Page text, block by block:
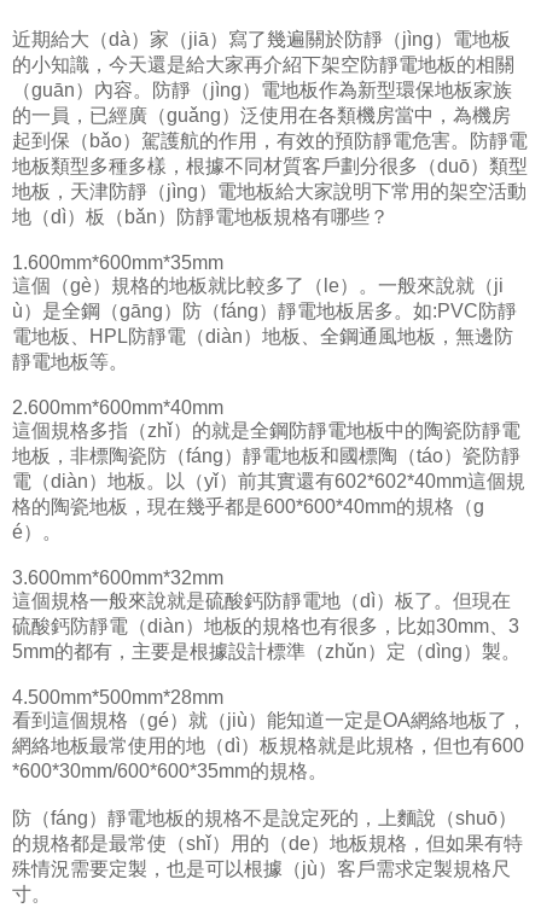
近期給大（dà）家（jiā）寫了幾遍關於防靜（jìng）電地板
的小知識，今天還是給大家再介紹下架空防靜電地板的相關
（guān）內容。防靜（jìng）電地板作為新型環保地板家族
的一員，已經廣（guǎng）泛使用在各類機房當中，為機房
起到保（bǎo）駕護航的作用，有效的預防靜電危害。防靜電
地板類型多種多樣，根據不同材質客戶劃分很多（duō）類型
地板，天津防靜（jìng）電地板給大家說明下常用的架空活動
地（dì）板（bǎn）防靜電地板規格有哪些？
1.600mm*600mm*35mm
這個（gè）規格的地板就比較多了（le）。一般來說就（ji
ù）是全鋼（gāng）防（fáng）靜電地板居多。如:PVC防靜
電地板、HPL防靜電（diàn）地板、全鋼通風地板，無邊防
靜電地板等。
2.600mm*600mm*40mm
這個規格多指（zhǐ）的就是全鋼防靜電地板中的陶瓷防靜電
地板，非標陶瓷防（fáng）靜電地板和國標陶（táo）瓷防靜
電（diàn）地板。以（yǐ）前其實還有602*602*40mm這個規
格的陶瓷地板，現在幾乎都是600*600*40mm的規格（g
é）。
3.600mm*600mm*32mm
這個規格一般來說就是硫酸鈣防靜電地（dì）板了。但現在
硫酸鈣防靜電（diàn）地板的規格也有很多，比如30mm、3
5mm的都有，主要是根據設計標準（zhǔn）定（dìng）製。
4.500mm*500mm*28mm
看到這個規格（gé）就（jiù）能知道一定是OA網絡地板了，
網絡地板最常使用的地（dì）板規格就是此規格，但也有600
*600*30mm/600*600*35mm的規格。
防（fáng）靜電地板的規格不是說定死的，上麵說（shuō）
的規格都是最常使（shǐ）用的（de）地板規格，但如果有特
殊情況需要定製，也是可以根據（jù）客戶需求定製規格尺
寸。